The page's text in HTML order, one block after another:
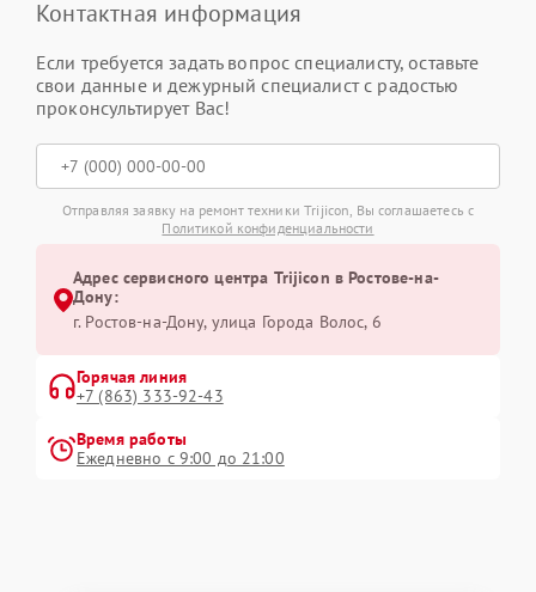
Контактная информация
Если требуется задать вопрос специалисту, оставьте
свои данные и дежурный специалист с радостью
проконсультирует Вас!
Отправляя заявку на ремонт техники Trijicon, Вы соглашаетесь с
Политикой конфиденциальности
Адрес сервисного центра Trijicon в Ростове-на-
Дону:
г. Ростов-на-Дону, улица Города Волос, 6
Горячая линия
+7 (863) 333-92-43
Время работы
Ежедневно с 9:00 до 21:00